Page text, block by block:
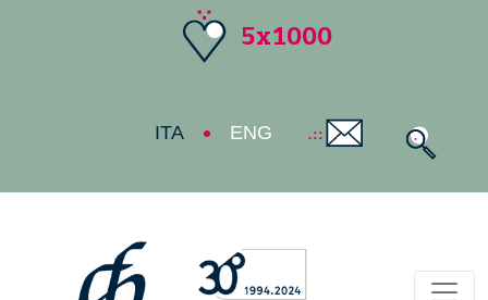
5x1000
ITA ENG